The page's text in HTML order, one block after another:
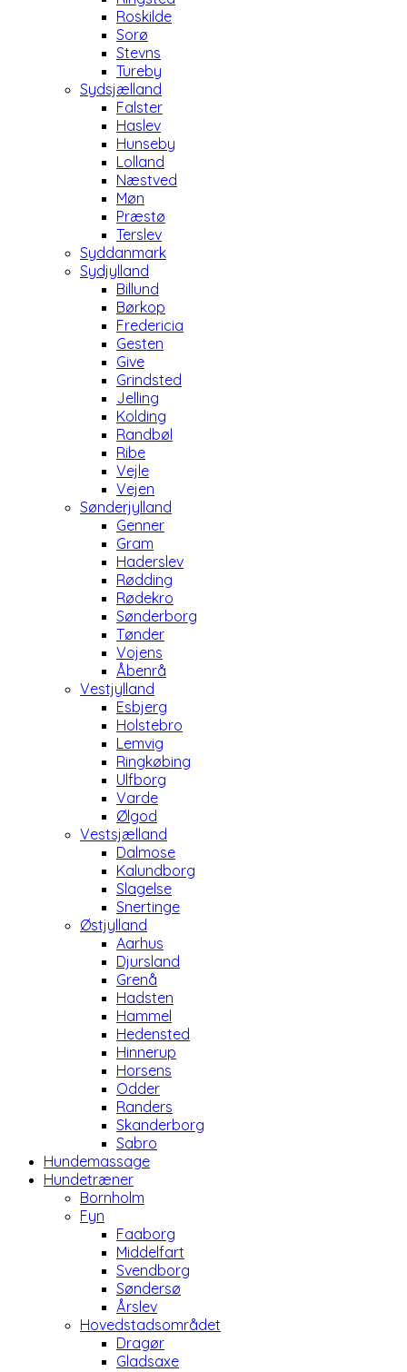
Roskilde
Sorø
Stevns
Tureby
Sydsjælland
Falster
Haslev
Hunseby
Lolland
Næstved
Møn
Præstø
Terslev
Syddanmark
Sydjylland
Billund
Børkop
Fredericia
Gesten
Give
Grindsted
Jelling
Kolding
Randbøl
Ribe
Vejle
Vejen
Sønderjylland
Genner
Gram
Haderslev
Rødding
Rødekro
Sønderborg
Tønder
Vojens
Åbenrå
Vestjylland
Esbjerg
Holstebro
Lemvig
Ringkøbing
Ulfborg
Varde
Ølgod
Vestsjælland
Dalmose
Kalundborg
Slagelse
Snertinge
Østjylland
Aarhus
Djursland
Grenå
Hadsten
Hammel
Hedensted
Hinnerup
Horsens
Odder
Randers
Skanderborg
Sabro
Hundemassage
Hundetræner
Bornholm
Fyn
Faaborg
Middelfart
Svendborg
Søndersø
Årslev
Hovedstadsområdet
Dragør
Gladsaxe